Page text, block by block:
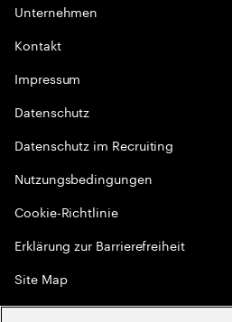
Unternehmen
Kontakt
Impressum
Datenschutz
Datenschutz im Recruiting
Nutzungsbedingungen
Cookie-Richtlinie
Erklärung zur Barrierefreiheit
Site Map
Globale Meritokratie